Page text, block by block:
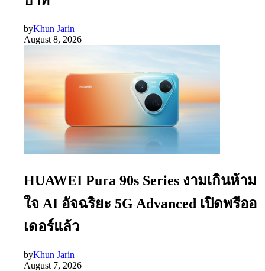
byKhun Jarin
August 8, 2026
HUAWEI Pura 90s Series งามเกินห้าม
ใจ AI อัจฉริยะ 5G Advanced เปิดพรีออ
เดอร์แล้ว
byKhun Jarin
August 7, 2026